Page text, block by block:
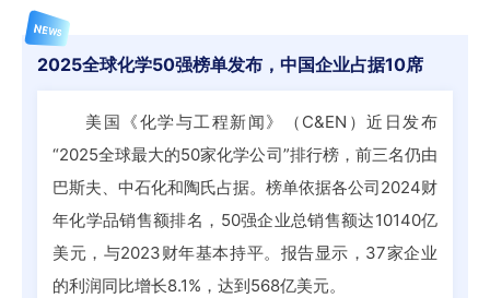
NEWS
2025全球化学50强榜单发布，中国企业占据10席
美国《化学与工程新闻》（C&EN）近日发布
“2025全球最大的50家化学公司”排行榜，前三名仍由
巴斯夫、中石化和陶氏占据。榜单依据各公司2024财
年化学品销售额排名，50强企业总销售额达10140亿
美元，与2023财年基本持平。报告显示，37家企业
的利润同比增长8.1%，达到568亿美元。